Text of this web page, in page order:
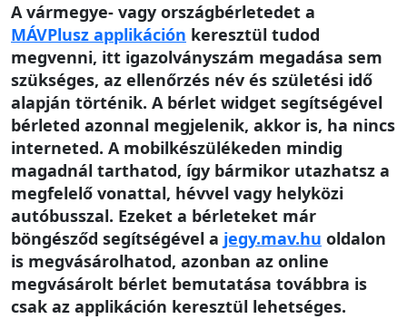
A vármegye- vagy országbérletedet a
MÁVPlusz applikáción keresztül tudod
megvenni, itt igazolványszám megadása sem
szükséges, az ellenőrzés név és születési idő
alapján történik. A bérlet widget segítségével
bérleted azonnal megjelenik, akkor is, ha nincs
interneted. A mobilkészülékeden mindig
magadnál tarthatod, így bármikor utazhatsz a
megfelelő vonattal, hévvel vagy helyközi
autóbusszal. Ezeket a bérleteket már
böngésződ segítségével a jegy.mav.hu oldalon
is megvásárolhatod, azonban az online
megvásárolt bérlet bemutatása továbbra is
csak az applikáción keresztül lehetséges.